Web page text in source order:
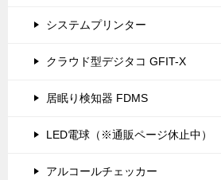
システムプリンター
クラウド型デジタコ GFIT-X
居眠り検知器 FDMS
LED電球（※通販ページ休止中）
アルコールチェッカー